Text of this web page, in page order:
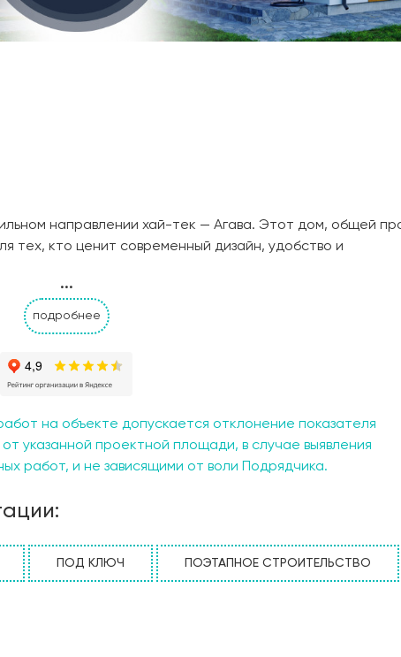
направлении хай-тек — Агава. Этот дом, общей
тех, кто ценит современный дизайн, удобство и
площадью 27,34 м² добавляют уют, а навес под
для автовладельцев. Балконы общей площадью
вечернего отдыха. Одной из отличительных черт
спальни, где ваши дети смогут расти и
соединена с светлой и просторной гостиной, что
и встреч с друзьями. Дополнительно предусмотрен
время с детьми или заниматься хобби. Второй свет
материалы гармонично соединяются с окружающей
для тех, кто хочет жить в гармонии с природой,
от стиля и элегантности. Это ваш новый дом, где
в мир современного загородного жилья!
...
подробнее
на объекте допускается отклонение показателя
указанной проектной площади, в случае выявления
работ, и не зависящими от воли Подрядчика.
ПОД КЛЮЧ ПОЭТАПНОЕ СТРОИТЕЛЬСТВО